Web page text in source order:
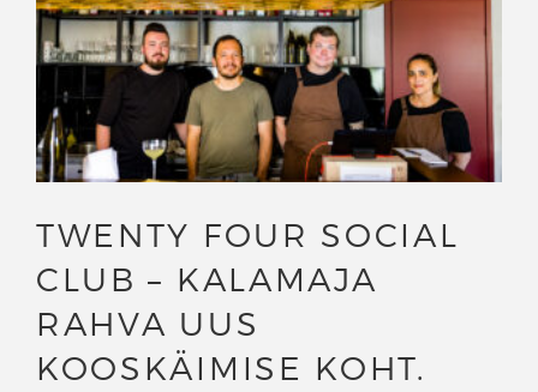
TWENTY FOUR SOCIAL
CLUB – KALAMAJA
RAHVA UUS
KOOSKÄIMISE KOHT.